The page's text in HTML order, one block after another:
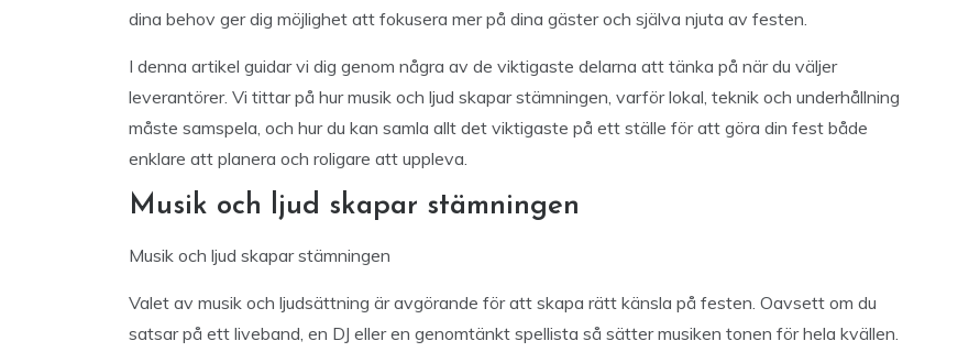
dina behov ger dig möjlighet att fokusera mer på dina gäster och själva njuta av festen.
I denna artikel guidar vi dig genom några av de viktigaste delarna att tänka på när du väljer
leverantörer. Vi tittar på hur musik och ljud skapar stämningen, varför lokal, teknik och underhållning
måste samspela, och hur du kan samla allt det viktigaste på ett ställe för att göra din fest både
enklare att planera och roligare att uppleva.
Musik och ljud skapar stämningen
Musik och ljud skapar stämningen
Valet av musik och ljudsättning är avgörande för att skapa rätt känsla på festen. Oavsett om du
satsar på ett liveband, en DJ eller en genomtänkt spellista så sätter musiken tonen för hela kvällen.